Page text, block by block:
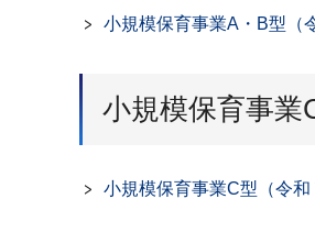
小規模保育事業A・B型（
小規模保育事業
小規模保育事業C型（令和